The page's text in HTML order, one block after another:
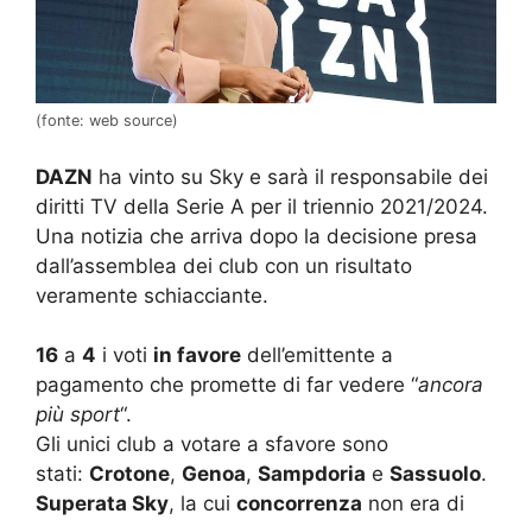
(fonte: web source)
DAZN ha vinto su Sky e sarà il responsabile dei
diritti TV della Serie A per il triennio 2021/2024.
Una notizia che arriva dopo la decisione presa
dall’assemblea dei club con un risultato
veramente schiacciante.
16 a 4 i voti in favore dell’emittente a
pagamento che promette di far vedere “ancora
più sport“.
Gli unici club a votare a sfavore sono
stati: Crotone, Genoa, Sampdoria e Sassuolo.
Superata Sky, la cui concorrenza non era di